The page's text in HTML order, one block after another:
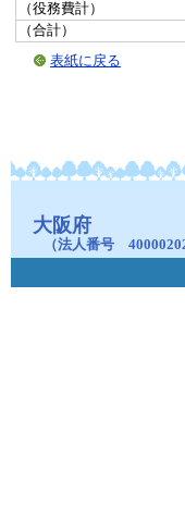
（役務費計）
（合計）
表紙に戻る
大阪府
（法人番号